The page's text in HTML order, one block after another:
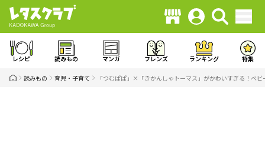
レシピ 読みもの マンガ フレンズ ランキング 特集
読みもの 育児・子育て 「つむぱぱ」×「きかんしゃトーマス」がかわいすぎる！ベ